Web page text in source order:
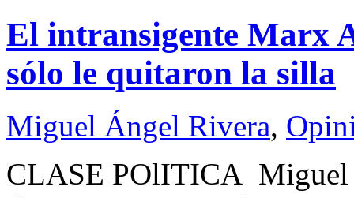
El intransigente Marx
sólo le quitaron la silla
Miguel Ángel Rivera,
CLASE POlITICA